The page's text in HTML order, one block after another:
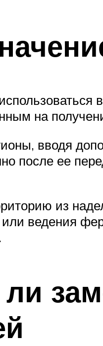
на
вводя
после ее
из
ведения